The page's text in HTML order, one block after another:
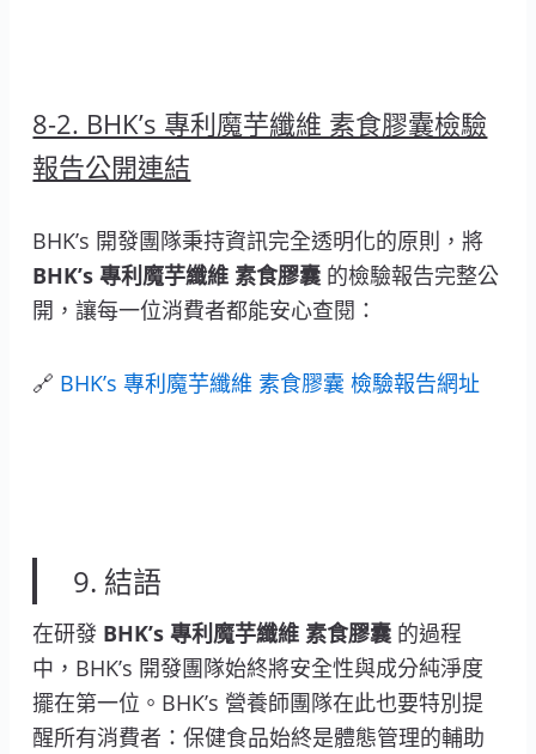
8-2. BHK’s 專利魔芋纖維 素食膠囊檢驗
報告公開連結
BHK’s 開發團隊秉持資訊完全透明化的原則，將
BHK’s 專利魔芋纖維 素食膠囊 的檢驗報告完整公
開，讓每一位消費者都能安心查閱：
🔗 BHK’s 專利魔芋纖維 素食膠囊 檢驗報告網址
9. 結語
在研發 BHK’s 專利魔芋纖維 素食膠囊 的過程
中，BHK’s 開發團隊始終將安全性與成分純淨度
擺在第一位。BHK’s 營養師團隊在此也要特別提
醒所有消費者：保健食品始終是體態管理的輔助